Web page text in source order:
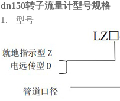
dn150转子流量计型号规格
1. 型号